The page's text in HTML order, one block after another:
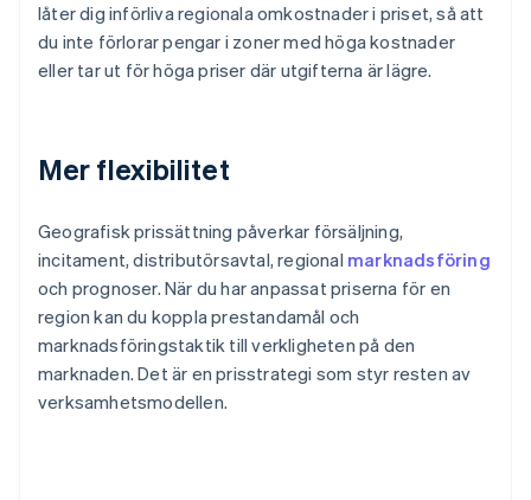
låter dig införliva regionala omkostnader i priset, så att
du inte förlorar pengar i zoner med höga kostnader
eller tar ut för höga priser där utgifterna är lägre.
Mer flexibilitet
Geografisk prissättning påverkar försäljning,
incitament, distributörsavtal, regional marknadsföring
och prognoser. När du har anpassat priserna för en
region kan du koppla prestandamål och
marknadsföringstaktik till verkligheten på den
marknaden. Det är en prisstrategi som styr resten av
verksamhetsmodellen.